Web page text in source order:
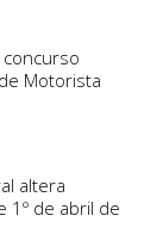
concurso
Motorista
altera
1º de abril de